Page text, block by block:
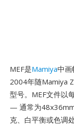
MEF是Mamiya中画
2004年随Mamiya
型号。MEF文件以
— 通常为
克、白平衡或色调